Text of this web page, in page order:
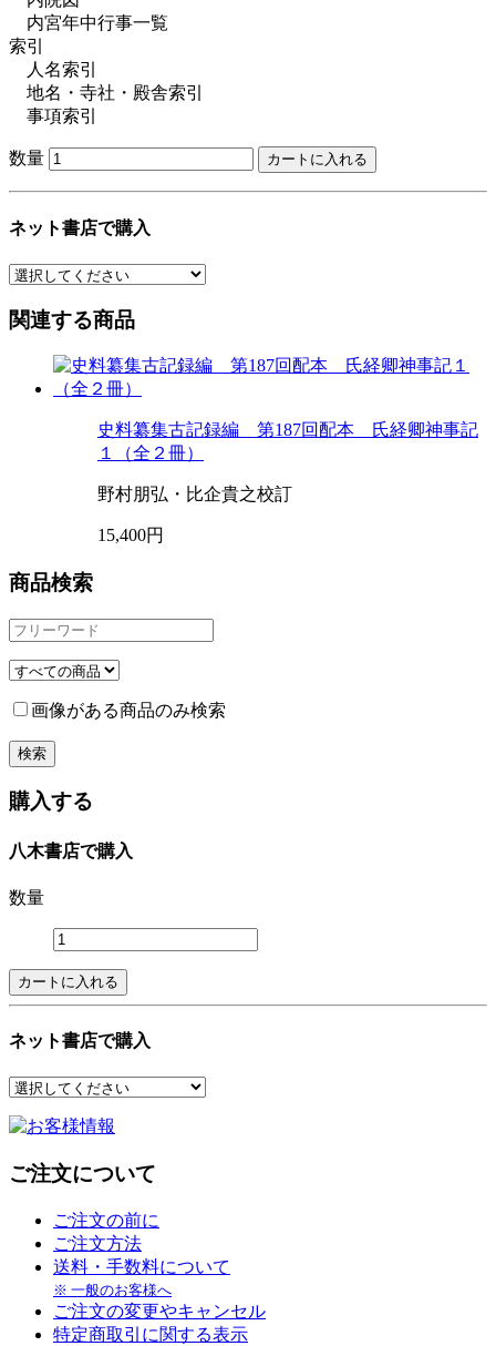
内宮年中行事一覧
索引
人名索引
地名・寺社・殿舎索引
事項索引
数量
ネット書店で購入
関連する商品
史料纂集古記録編 第187回配本 氏経卿神事記
１（全２冊）
野村朋弘・比企貴之校訂
15,400円
商品検索
画像がある商品のみ検索
購入する
八木書店で購入
数量
ネット書店で購入
ご注文について
ご注文の前に
ご注文方法
送料・手数料について
※ 一般のお客様へ
ご注文の変更やキャンセル
特定商取引に関する表示